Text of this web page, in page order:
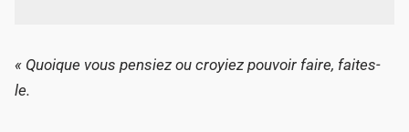
« Quoique vous pensiez ou croyiez pouvoir faire, faites-
le.